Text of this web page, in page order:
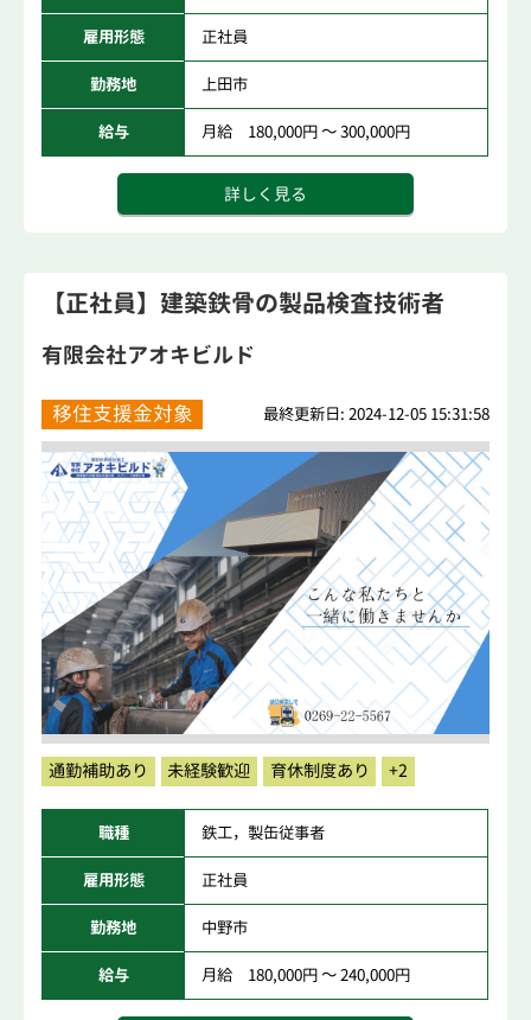
雇用形態 正社員
勤務地 上田市
給与 月給 180,000円 ～ 300,000円
詳しく見る
【正社員】建築鉄骨の製品検査技術者
有限会社アオキビルド
移住支援金対象 最終更新日: 2024-12-05 15:31:58
通勤補助あり 未経験歓迎 育休制度あり +2
職種 鉄工，製缶従事者
雇用形態 正社員
勤務地 中野市
給与 月給 180,000円 ～ 240,000円